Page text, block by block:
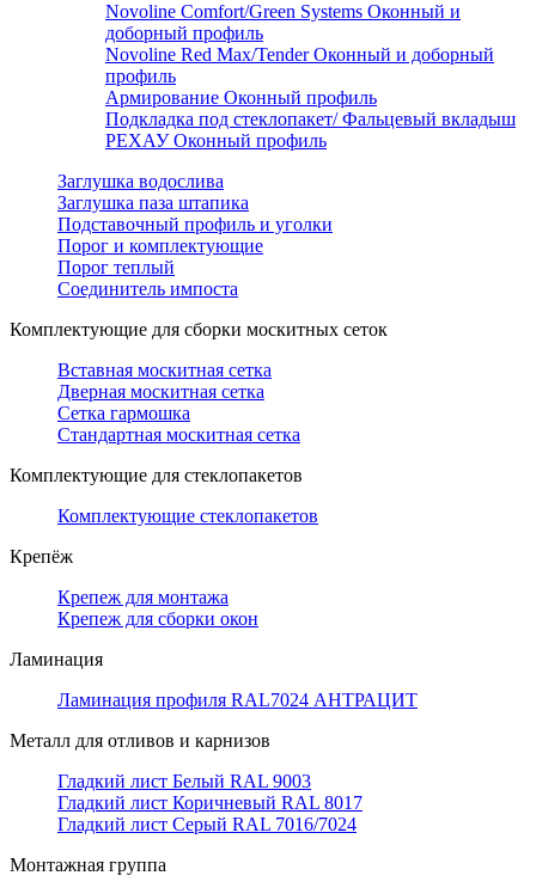
Novoline Comfort/Green Systems Оконный и
доборный профиль
Novoline Red Max/Tender Оконный и доборный
профиль
Армирование Оконный профиль
Подкладка под стеклопакет/ Фальцевый вкладыш
РЕХАУ Оконный профиль
Заглушка водослива
Заглушка паза штапика
Подставочный профиль и уголки
Порог и комплектующие
Порог теплый
Соединитель импоста
Комплектующие для сборки москитных сеток
Вставная москитная сетка
Дверная москитная сетка
Сетка гармошка
Стандартная москитная сетка
Комплектующие для стеклопакетов
Комплектующие стеклопакетов
Крепёж
Крепеж для монтажа
Крепеж для сборки окон
Ламинация
Ламинация профиля RAL7024 АНТРАЦИТ
Металл для отливов и карнизов
Гладкий лист Белый RAL 9003
Гладкий лист Коричневый RAL 8017
Гладкий лист Серый RAL 7016/7024
Монтажная группа